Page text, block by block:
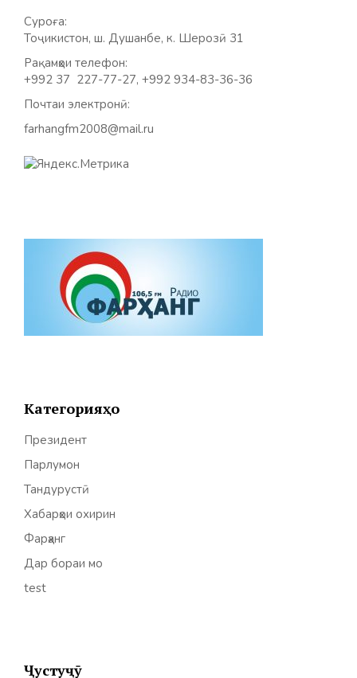
Суроға:
Тоҷикистон, ш. Душанбе, к. Шерозӣ 31
Рақамҳои телефон:
+992 37 227-77-27, +992 934-83-36-36
Почтаи электронӣ:
farhangfm2008@mail.ru
Категорияҳо
Президент
Парлумон
Тандурустӣ
Хабарҳои охирин
Фарҳанг
Дар бораи мо
test
Ҷустуҷӯ